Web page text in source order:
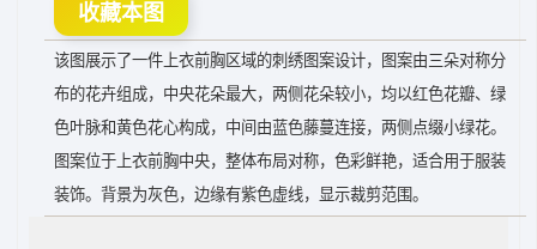
收藏本图
该图展示了一件上衣前胸区域的刺绣图案设计，图案由三朵对称分
布的花卉组成，中央花朵最大，两侧花朵较小，均以红色花瓣、绿
色叶脉和黄色花心构成，中间由蓝色藤蔓连接，两侧点缀小绿花。
图案位于上衣前胸中央，整体布局对称，色彩鲜艳，适合用于服装
装饰。背景为灰色，边缘有紫色虚线，显示裁剪范围。